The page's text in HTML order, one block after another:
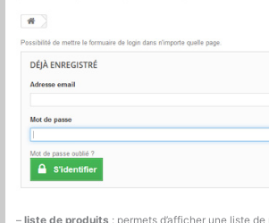
– liste de produits : permets d’afficher une liste